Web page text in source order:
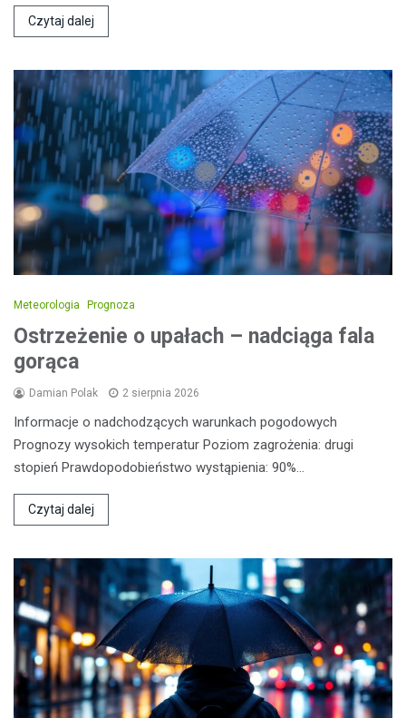
Czytaj dalej
Meteorologia Prognoza
Ostrzeżenie o upałach – nadciąga fala
gorąca
Damian Polak 2 sierpnia 2026
Informacje o nadchodzących warunkach pogodowych
Prognozy wysokich temperatur Poziom zagrożenia: drugi
stopień Prawdopodobieństwo wystąpienia: 90%…
Czytaj dalej